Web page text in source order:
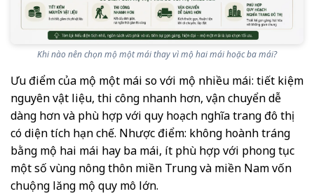
Khi nào nên chọn mộ một mái thay vì mộ hai mái hoặc ba mái?
Ưu điểm của mộ một mái so với mộ nhiều mái: tiết kiệm
nguyên vật liệu, thi công nhanh hơn, vận chuyển dễ
dàng hơn và phù hợp với quy hoạch nghĩa trang đô thị
có diện tích hạn chế. Nhược điểm: không hoành tráng
bằng mộ hai mái hay ba mái, ít phù hợp với phong tục
một số vùng nông thôn miền Trung và miền Nam vốn
chuộng lăng mộ quy mô lớn.